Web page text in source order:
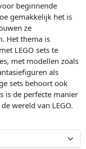
beginnende
gemakkelijk het is
ze
Het thema is
LEGO sets te
met modellen zoals
als
sets behoort ook
is de perfecte manier
wereld van LEGO.